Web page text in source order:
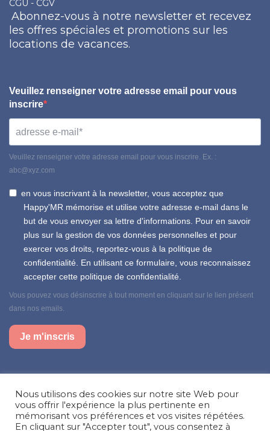
CGU - CGV
Abonnez-vous à notre newsletter et recevez
les offres spéciales et promotions sur les
locations de vacances.
Veuillez renseigner votre adresse email pour vous
inscrire
Veuillez renseigner votre adresse email pour vous inscrire. Ex. :
abc@xyz.com
en vous inscrivant à la newsletter, vous acceptez que
Happy'MR mémorise et utilise votre adresse e-mail dans le
but de vous envoyer sa lettre d'informations. Pour en savoir
plus sur la gestion de vos données personnelles et pour
exercer vos droits, reportez-vous à la politique de
confidentialité. En utilisant ce formulaire, vous reconnaissez
accepter cette politique de confidentialité.
Vous pouvez vous désinscrire à tout moment en cliquant sur le lien présent
dans nos emails.
Je m'inscris
Facebook
Instagram
LinkedIn
Besoin d’aide, une question ?
Nous utilisons des cookies sur notre site Web pour
vous offrir l'expérience la plus pertinente en
mémorisant vos préférences et vos visites répétées.
En cliquant sur "Accepter tout", vous consentez à